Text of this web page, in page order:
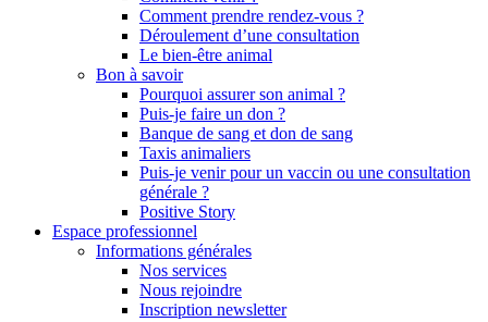
Comment prendre rendez-vous ?
Déroulement d’une consultation
Le bien-être animal
Bon à savoir
Pourquoi assurer son animal ?
Puis-je faire un don ?
Banque de sang et don de sang
Taxis animaliers
Puis-je venir pour un vaccin ou une consultation
générale ?
Positive Story
Espace professionnel
Informations générales
Nos services
Nous rejoindre
Inscription newsletter